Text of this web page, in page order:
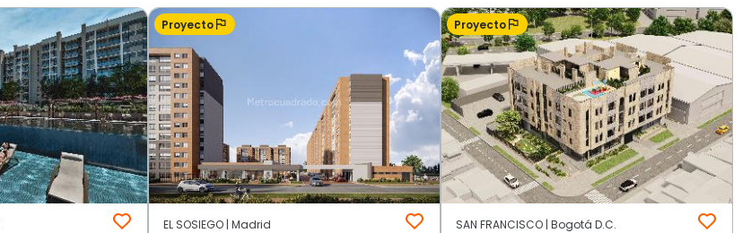
Proyecto
EL SOSIEGO | Madrid
Proyecto
SAN FRANCISCO | Bogotá D.C.